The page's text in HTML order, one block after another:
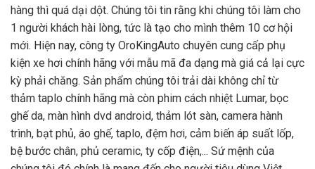
hàng thì quá dại dột. Chúng tôi tin rằng khi chúng tôi làm cho
1 người khách hài lòng, tức là tạo cho mình thêm 10 cơ hội
mới. Hiện nay, công ty OroKingAuto chuyên cung cấp phụ
kiện xe hơi chính hãng với mẫu mã đa dạng mà giá cả lại cực
kỳ phải chăng. Sản phẩm chúng tôi trải dài không chỉ từ
thảm taplo chính hãng mà còn phim cách nhiệt Lumar, bọc
ghế da, màn hình dvd android, thảm lót sàn, camera hành
trình, bạt phủ, áo ghế, taplo, đệm hơi, cảm biến áp suất lốp,
bệ bước chân, phủ ceramic, ty cốp điện,... Sứ mệnh của